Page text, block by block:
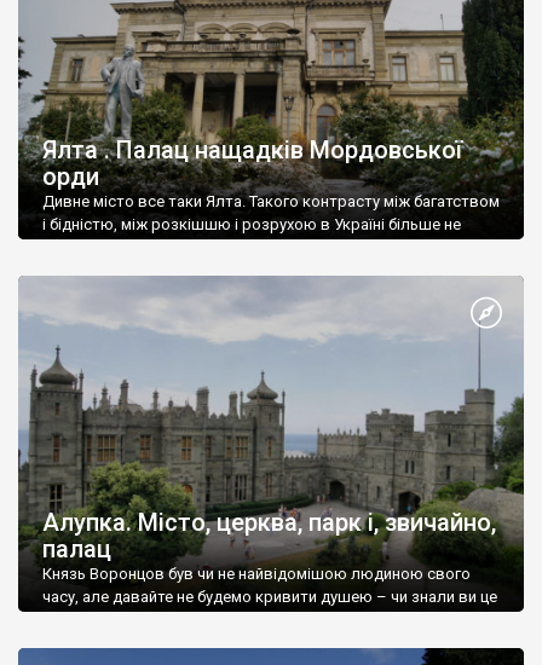
Ялта . Палац нащадків Мордовської
орди
Дивне місто все таки Ялта. Такого контрасту між багатством
і бідністю, між розкішшю і розрухою в Україні більше не
Алупка. Місто, церква, парк і, звичайно,
палац
Князь Воронцов був чи не найвідомішою людиною свого
часу, але давайте не будемо кривити душею – чи знали ви це